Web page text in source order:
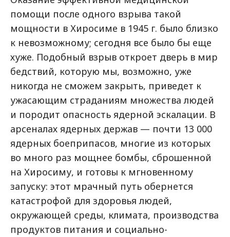
помощи после одного взрыва такой
мощности в Хиросиме в 1945 г. было близко
к невозможному; сегодня все было бы еще
хуже. Подобный взрыв откроет дверь в мир
бедствий, которую мы, возможно, уже
никогда не сможем закрыть, приведет к
ужасающим страданиям множества людей
и породит опасность ядерной эскалации. В
арсеналах ядерных держав — почти 13 000
ядерных боеприпасов, многие из которых
во много раз мощнее бомбы, сброшенной
на Хиросиму, и готовы к мгновенному
запуску: этот мрачный путь обернется
катастрофой для здоровья людей,
окружающей среды, климата, производства
продуктов питания и социально-